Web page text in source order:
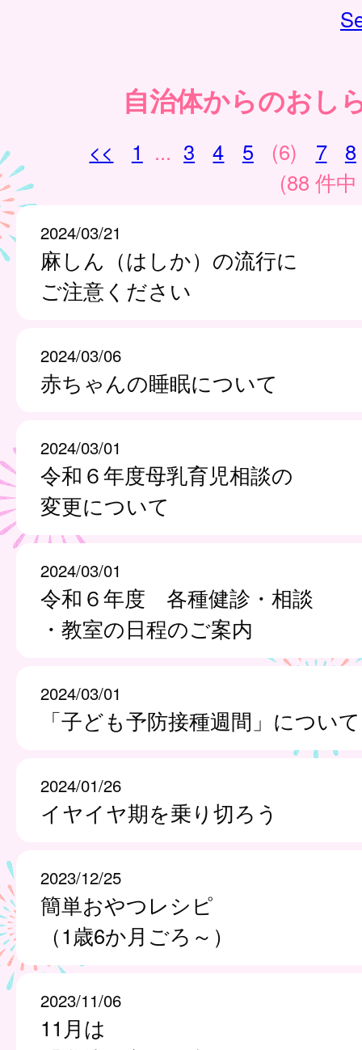
自治体からのおし
<< 1 ... 3 4 5 (6) 7
8
(88 件
2024/03/21
麻しん（はしか）の流行に
ご注意ください
2024/03/06
赤ちゃんの睡眠について
2024/03/01
令和６年度母乳育児相談の
変更について
2024/03/01
令和６年度 各種健診・相談
・教室の日程のご案内
2024/03/01
「子ども予防接種週間」について
2024/01/26
イヤイヤ期を乗り切ろう
2023/12/25
簡単おやつレシピ
（1歳6か月ごろ～）
2023/11/06
11月は